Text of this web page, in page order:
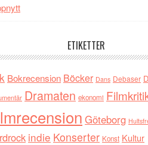
ETIKETTER
Bokrecension Böcker Dans Debaser
Dramaten ekonomi
Göteborg
indie Konserter Konst Kultur